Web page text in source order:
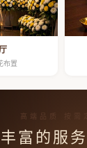
布置
高端品质 按需
丰富的服